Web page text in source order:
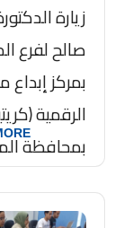
زيارة
صالح لفرع
بمركز إبداع
الرقمية
بمحافظة